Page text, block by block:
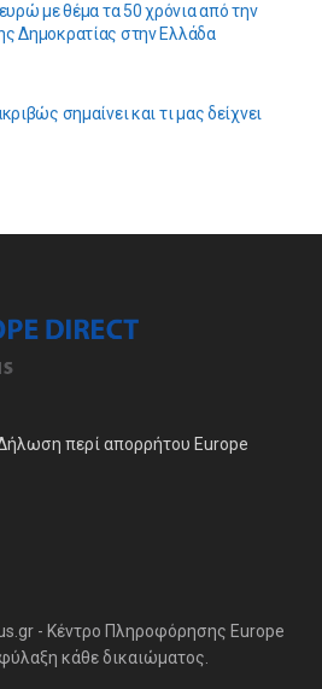
με θέμα τα 50 χρόνια από την
Δημοκρατίας στην Ελλάδα
σημαίνει και τι μας δείχνει
περί απορρήτου Europe
- Κέντρο Πληροφόρησης Europe
κάθε δικαιώματος.